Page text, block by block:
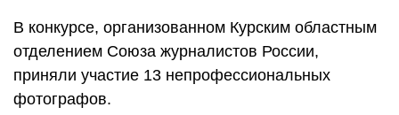
В конкурсе, организованном Курским областным
отделением Союза журналистов России,
приняли участие 13 непрофессиональных
фотографов.